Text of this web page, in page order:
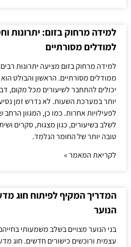
למידה מרחוק בזום: יתרונות
למודלים מסורתיים
למידה מרחוק בזום מציעה יתרונות
ממודלים מסורתיים. הראשון והבולט
יכולים להתחבר לשיעורים מכל מקום,
יותר במערכת השעות. לא נדרש זמן
לפעילויות אחרות. כמו כן, המגוון הרחב
לשלב בשיעורים, כגון מצגות, סקרים
טובה יותר של החומר הנלמד.
לקריאת המאמר »
המדריך המקיף לפיתוח חוג
הנוער
בני הנוער מצויים בשלב משמעותי
עצמית ורוכשים כישורים חדשים. חוג